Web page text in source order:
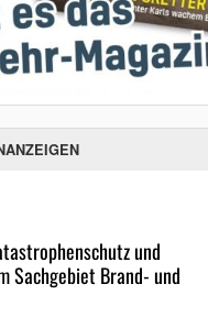
und
Sachgebiet Brand- und